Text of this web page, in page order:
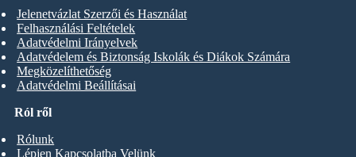
Ról ről
Rólunk
Lépjen Kapcsolatba Velünk
Jelenetvázlat Szerzői és Használat
Felhasználási Feltételek
Adatvédelmi Irányelvek
Adatvédelem és Biztonság Iskolák és Diákok Számára
Megközelíthetőség
Adatvédelmi Beállításai